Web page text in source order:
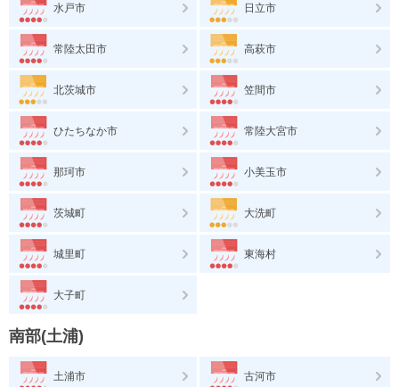
水戸市 日立市
常陸太田市 高萩市
北茨城市 笠間市
ひたちなか市 常陸大宮市
那珂市 小美玉市
茨城町 大洗町
城里町 東海村
大子町
南部(土浦)
土浦市 古河市